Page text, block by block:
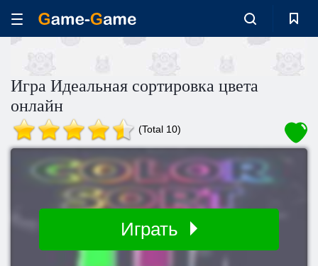
Игра Идеальная сортировка цвета
онлайн
(Total 10)
Играть